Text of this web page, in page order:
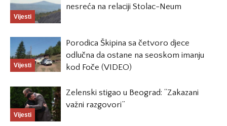
Vijesti
nesreća na relaciji Stolac-Neum
Vijesti
Porodica Škipina sa četvoro djece
odlučna da ostane na seoskom imanju
kod Foče (VIDEO)
Vijesti
Zelenski stigao u Beograd: “Zakazani
važni razgovori”